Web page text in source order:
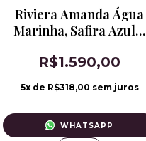
Riviera Amanda Água
Marinha, Safira Azul e
R$1.590,00
5x de R$318,00 sem juros
WHATSAPP